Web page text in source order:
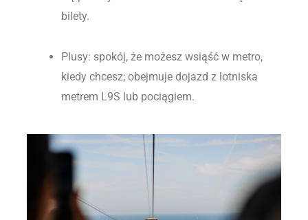
bilety.
Plusy: spokój, że możesz wsiąść w metro,
kiedy chcesz; obejmuje dojazd z lotniska
metrem L9S lub pociągiem.